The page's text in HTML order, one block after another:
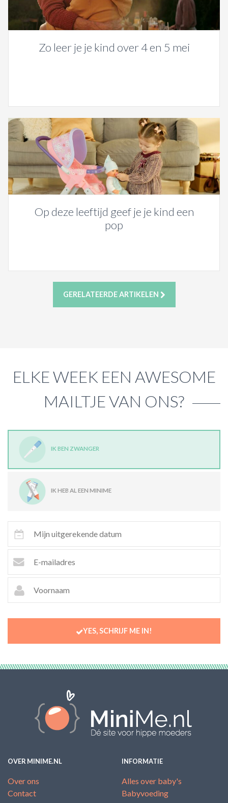
Zo leer je je kind over 4 en 5 mei
Op deze leeftijd geef je je kind een
pop
GERELATEERDE ARTIKELEN
ELKE WEEK EEN AWESOME
MAILTJE VAN ONS?
IK BEN ZWANGER
IK HEB AL EEN MINIME
YES, SCHRIJF ME IN!
OVER MINIME.NL
Over ons
Contact
INFORMATIE
Alles over baby's
Babyvoeding